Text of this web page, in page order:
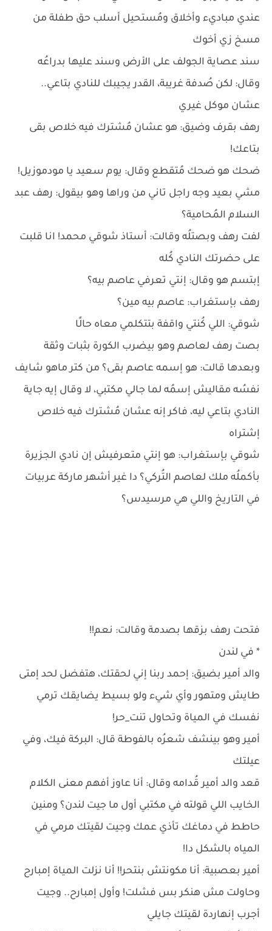
عندي مباديء وأخلاق ومُستحيل أسلب حق طفلة من
مسخ زي أخوك
سند عصاية الجولف على الأرض وسند عليها بدراعُه
وقال: لكن صُدفة غريبة، القدر يجيبك للنادي بتاعي..
عشان موكل غيري
رهف بقرف وضيق: هو عشان مُشترك فيه خلاص بقى
بتاعك!
ضحك هو ضحك مُتقطع وقال: يوم سعيد يا مودموزيل!
مشي بعيد وجه راجل تاني من وراها وهو بيقول: رهف عبد
السلام المُحامية؟
لفت رهف وبصتلُه وقالت: أستاذ شوقي محمد! انا قلبت
على حضرتك النادي كُله
إبتسم هو وقال: إنتي تعرفي عاصم بيه؟
رهف بإستغراب: عاصم بيه مين؟
شوقي: اللي كُنتي واقفة بتتكلمي معاه حالًا
بصت رهف لعاصم وهو بيضرب الكورة بثبات وثقة
وبعدها قالت: هو إسمه عاصم بقى؟ من كتر ماهو شايف
نفسُه مقاليش إسمُه لما جالي مكتبي، لا وقال إيه جاية
النادي بتاعي ليه، فاكر إنه عشان مُشترك فيه خلاص
إشتراه
شوقي بإستغراب: هو إنتي متعرفيش إن نادي الجزيرة
بأكملُه ملك لعاصم التُركي؟ دا غير أشهر ماركة عربيات
في التاريخ واللي هي مرسيدس؟
فتحت رهف بزقها بصدمة وقالت: نعم!!
* في لندن
والد أمير بضيق: إحمد ربنا إني لحقتك، هتفضل لحد إمتى
طايش ومتهور وأي شيء ولو بسيط يضايقك ترمي
نفسك في المياة وتحاول تنت_حر!
أمير وهو بينشف شعرُه بالفوطة قال: البركة فيك، وفي
عيلتك
قعد والد أمير قُدامه وقال: أنا عاوز أفهم معنى الكلام
الخايب اللي قولته في مكتبي أول ما جيت لندن؟ ومنين
حاطط في دماغك تأذي عمك وجيت لقيتك مرمي في
المياه بالشكل دا!
أمير بعصبية: أنا مكونتش بنتحر!! أنا نزلت المياة إمبارح
وحاولت مش هنكر بس فشلت! وأول إمبارح.. وجيت
أجرب إنهاردة لقيتك جايلي